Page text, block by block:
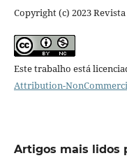
Copyright (c) 2023
Este trabalho está
Attribution-
Artigos mais lidos